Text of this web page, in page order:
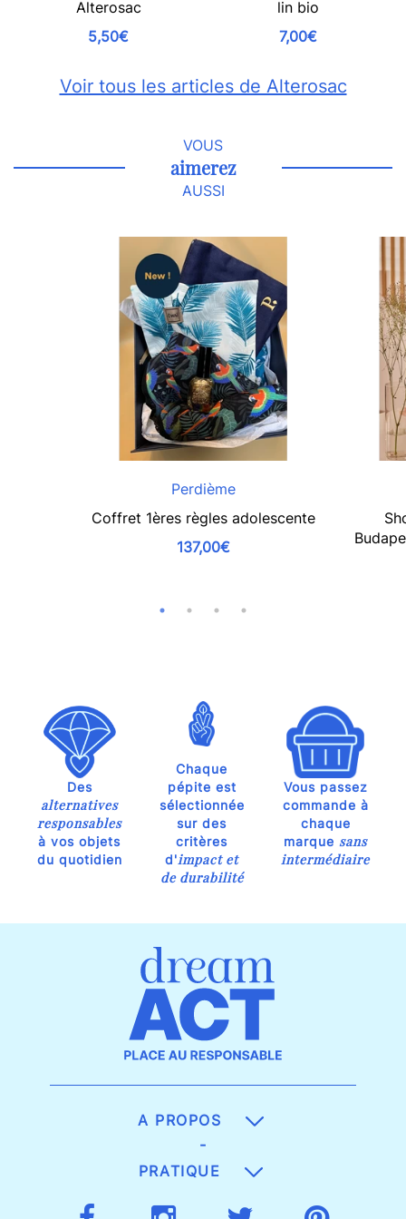
Alterosac
5,50€
lin bio
7,00€
Voir tous les articles de Alterosac
VOUS
aimerez
AUSSI
Perdième
Coffret 1ères règles adolescente
137,00€
Des
alternatives
responsables
à vos objets
du quotidien
Chaque
pépite est
sélectionnée
sur des
critères
d'impact et
de durabilité
Vous passez
commande à
chaque
marque sans
intermédiaire
A PROPOS
-
PRATIQUE